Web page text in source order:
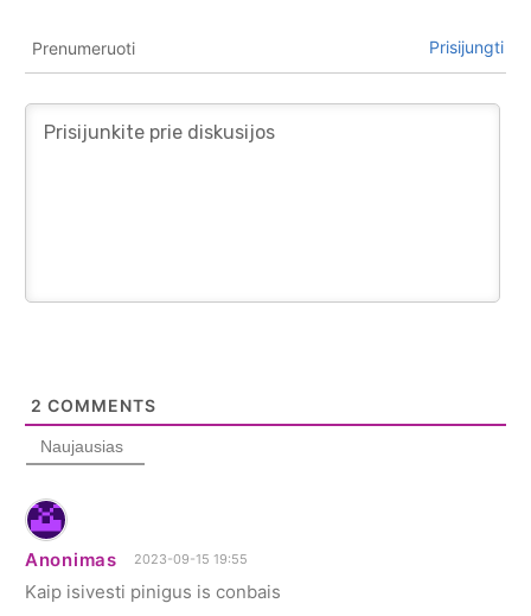
Prenumeruoti Prisijungti
2 COMMENTS
Naujausias
Anonimas 2023-09-15 19:55
Kaip isivesti pinigus is conbais